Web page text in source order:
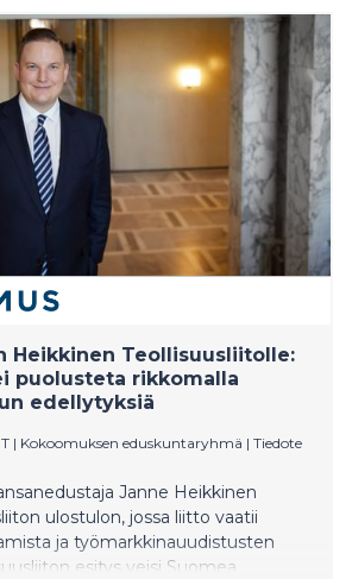
jossa bisnes
ei toisin päin.
Heikkinen Teollisuusliitolle:
puolusteta rikkomalla
edellytyksiä
| Kokoomuksen eduskuntaryhmä | Tiedote
Janne Heikkinen
ulostulon, jossa liitto vaatii
ja työmarkkinauudistusten
esitys veisi Suomea